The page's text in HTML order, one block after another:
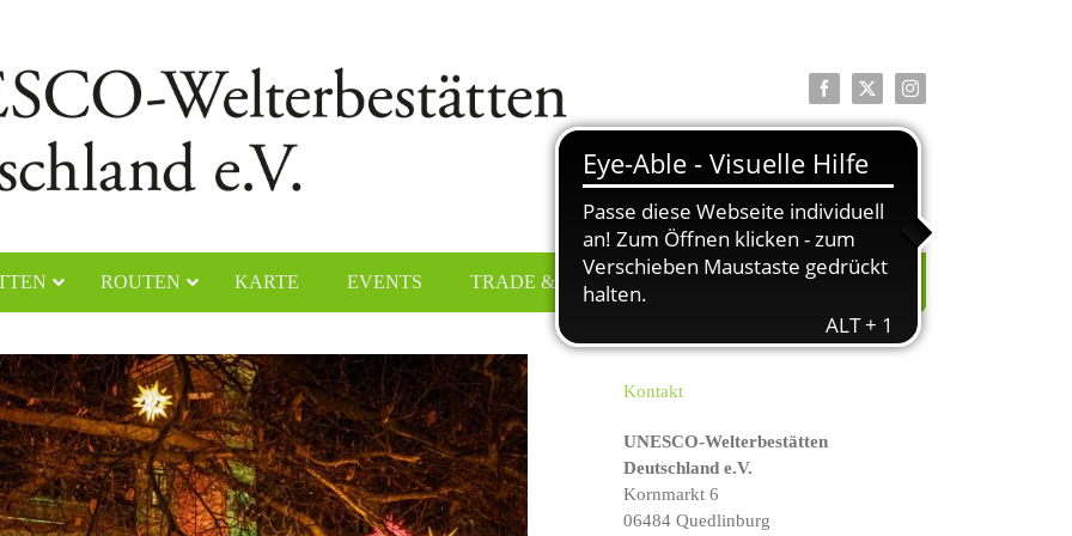
Facebook
X Instagram
Dom
Dom
„Die Wies“
Lorsch
Naumburger Dom
Klosteranlage Maulbronn
Kölner Dom
Klosterinsel Reichenau
ROUTEN KARTE EVENTS TRADE & PRESSE
Kontakt
UNESCO-Welterbestätten
Deutschland e.V.
Kornmarkt 6
06484 Quedlinburg